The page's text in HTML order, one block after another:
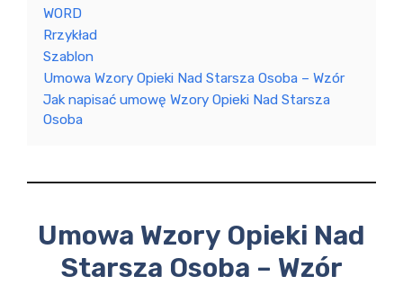
WORD
Rrzykład
Szablon
Umowa Wzory Opieki Nad Starsza Osoba – Wzór
Jak napisać umowę Wzory Opieki Nad Starsza
Osoba
Umowa Wzory Opieki Nad
Starsza Osoba – Wzór